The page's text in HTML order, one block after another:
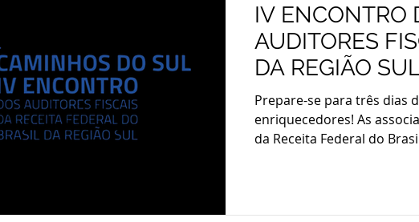
IV ENCONTRO
AUDITORES
DA REGIÃO
DO SUL
Prepare-se para três dias
enriquecedores! As
da Receita Federal do
Auditores Fiscais da RFB